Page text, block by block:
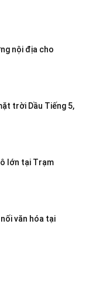
nội địa cho
trời Dầu Tiếng 5,
lớn tại Trạm
văn hóa tại